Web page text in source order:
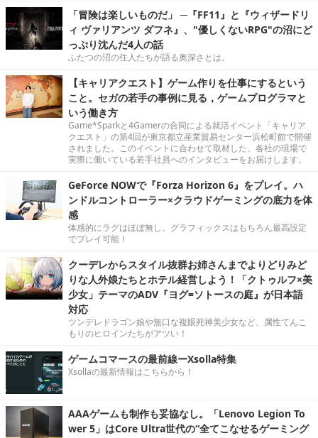
「冒険は楽しいものだ」 ─『FF11』と『ウィザードリ
ィ ヴァリアンツ ダフネ』、"優しくないRPG"の沼にど
っぷり沈んだ4人の話
ふたつの沼の住人たちが語る奥深さとは。
【キャリアクエスト】ゲーム作りを仕事にするという
こと。セガの若手の事例に見る，ゲームプログラマと
いう働き方
Game*Sparkと4Gamerの合同による就活イベント「キャリア
クエスト」の第4回が東京都立産業貿易センター浜松町館で開催
されました。このイベントに合わせて取材した、各社の現場で
実際に働いている若手社員へのインタビューをお届けします。
GeForce NOWで『Forza Horizon 6』をプレイ。ハ
ンドルコントローラー×クラウドゲーミングの底力を体
感
体感的にラグはほぼ無し。グラフィックスはもちろん最高設定
でプレイ可能！
クーデレからスタイル抜群お姉さんまでよりどりみど
りな人外娘たちとホテル経営しよう！「クトゥルフ×美
少女」テーマのADV『ヨグ=ソトースの庭』が日本語
対応
ツンデレドラゴン娘や無口な複眼死神美少女など、属性てんこ
もりのヒロインたちがアツい！
ゲームコマースの最前線ーXsolla特集
Xsollaの最新情報はこちらから！
AAAゲームも制作も妥協なし。「Lenovo Legion To
wer 5」はCore Ultra世代の“全てこなせるゲーミング